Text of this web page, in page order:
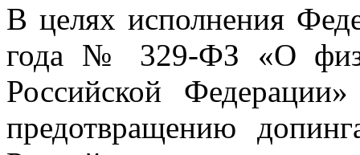
В целях исполнения
года № 329-ФЗ «О
Российской
предотвращению